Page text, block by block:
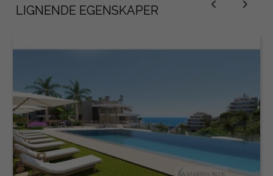
LIGNENDE EGENSKAPER